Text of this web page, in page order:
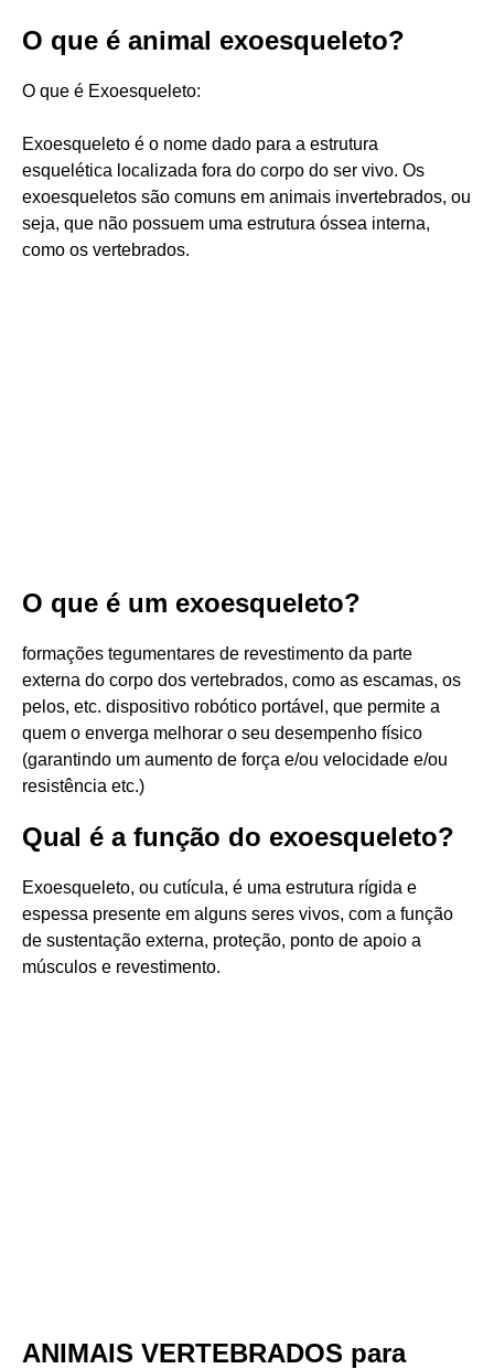
O que é animal exoesqueleto?
O que é Exoesqueleto:
Exoesqueleto é o nome dado para a estrutura
esquelética localizada fora do corpo do ser vivo. Os
exoesqueletos são comuns em animais invertebrados, ou
seja, que não possuem uma estrutura óssea interna,
como os vertebrados.
O que é um exoesqueleto?
formações tegumentares de revestimento da parte
externa do corpo dos vertebrados, como as escamas, os
pelos, etc. dispositivo robótico portável, que permite a
quem o enverga melhorar o seu desempenho físico
(garantindo um aumento de força e/ou velocidade e/ou
resistência etc.)
Qual é a função do exoesqueleto?
Exoesqueleto, ou cutícula, é uma estrutura rígida e
espessa presente em alguns seres vivos, com a função
de sustentação externa, proteção, ponto de apoio a
músculos e revestimento.
ANIMAIS VERTEBRADOS para